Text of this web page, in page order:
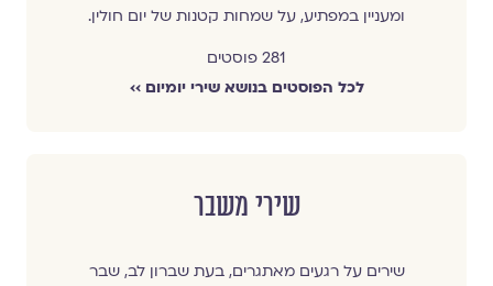
ומעניין במפתיע, על שמחות קטנות של יום חולין.
281 פוסטים
לכל הפוסטים בנושא שירי יומיום ››
שירי משבר
שירים על רגעים מאתגרים, בעת שברון לב, שבר